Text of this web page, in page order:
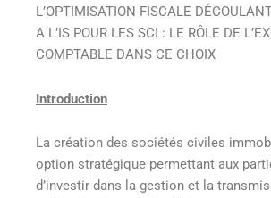
L’OPTIMISATION FISCALE
A L’IS POUR LES SCI : LE RÔLE DE
COMPTABLE DANS CE CHOIX
Introduction
La création des sociétés civiles
option stratégique permettant aux
d’investir dans la gestion et la